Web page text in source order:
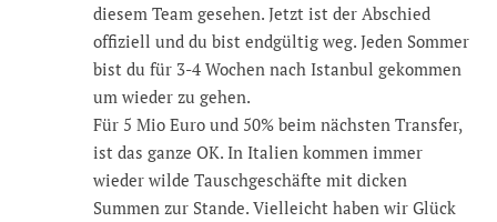
diesem Team gesehen. Jetzt ist der Abschied
offiziell und du bist endgültig weg. Jeden Sommer
bist du für 3-4 Wochen nach Istanbul gekommen
um wieder zu gehen.
Für 5 Mio Euro und 50% beim nächsten Transfer,
ist das ganze OK. In Italien kommen immer
wieder wilde Tauschgeschäfte mit dicken
Summen zur Stande. Vielleicht haben wir Glück